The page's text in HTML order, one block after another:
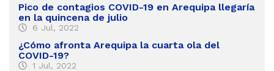
Pico de contagios COVID-19 en Arequipa llegaría
en la quincena de julio
6 Jul, 2022
¿Cómo afronta Arequipa la cuarta ola del
COVID-19?
1 Jul, 2022